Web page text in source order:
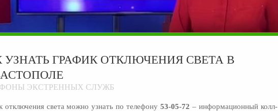
УЗНАТЬ ГРАФИК ОТКЛЮЧЕНИЯ СВЕТА В
ЭКСТРЕННЫХ СЛУЖБ
отключения света можно узнать по телефону53-05-72 – информационный колл-